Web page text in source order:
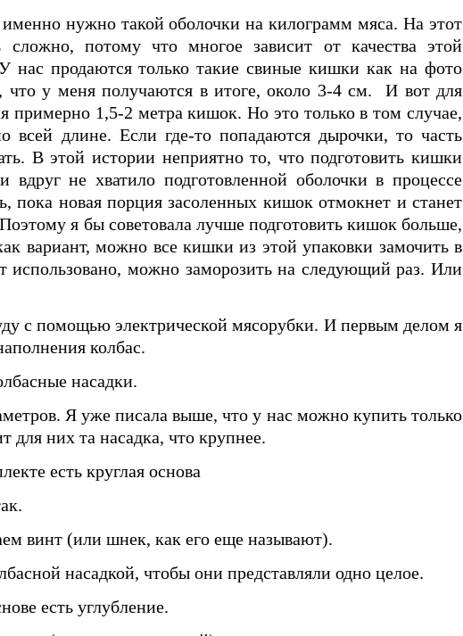
нужно такой оболочки на килограмм мяса. На этот
сложно, потому что многое зависит от качества этой
нас продаются только такие свиные кишки как на фото
что у меня получаются в итоге, около 3-4 см. И вот для
примерно 1,5-2 метра кишок. Но это только в том случае,
длине. Если где-то попадаются дырочки, то часть
В этой истории неприятно то, что подготовить кишки
не хватило подготовленной оболочки в процессе
пока новая порция засоленных кишок отмокнет и станет
я бы советовала лучше подготовить кишок больше,
вариант, можно все кишки из этой упаковки замочить в
использовано, можно заморозить на следующий раз. Или
с помощью электрической мясорубки. И первым делом я
колбас.
насадки.
Я уже писала выше, что у нас можно купить только
для них та насадка, что крупнее.
есть круглая основа
винт (или шнек, как его еще называют).
насадкой, чтобы они представляли одно целое.
есть углубление.